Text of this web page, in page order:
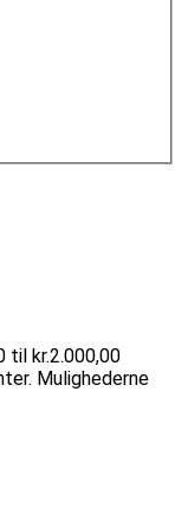
til kr.2.000,00
Mulighederne